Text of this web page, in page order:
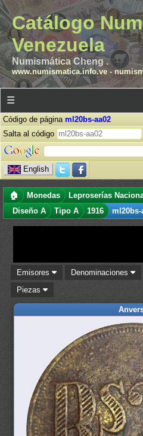
Catálogo
Venezuela
Numismática Cheng .
www.numismatica.info.ve-
☰
Código de página ml20bs-aa02
Salta al código
English
🏠 Monedas Leproserías
Diseño A
Tipo A 1916 ml20bs-
Emisores Denominaciones
Piezas